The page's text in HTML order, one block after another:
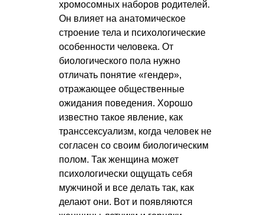
хромосомных наборов родителей.
Он влияет на анатомическое
строение тела и психологические
особенности человека. От
биологического пола нужно
отличать понятие «гендер»,
отражающее общественные
ожидания поведения. Хорошо
известно такое явление, как
транссексуализм, когда человек не
согласен со своим биологическим
полом. Так женщина может
психологически ощущать себя
мужчиной и все делать так, как
делают они. Вот и появляются